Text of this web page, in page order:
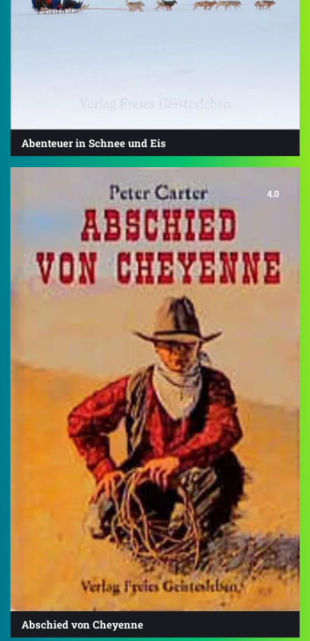
Abenteuer in Schnee und Eis
4.0
Abschied von Cheyenne